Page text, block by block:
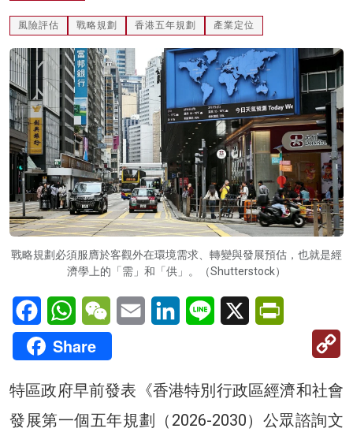
風險評估 戰略規劃 香港五年規劃 產業定位
戰略規劃必須服膺於客觀外在環境需求、轉變與發展預估，也就是經
濟學上的「需」和「供」。（Shutterstock）
FacebookWhatsAppWeChatEmail LinkedInLine X
Share
特區政府早前發表《香港特別行政區經濟和社會
發展第一個五年規劃（2026-2030）公眾諮詢文